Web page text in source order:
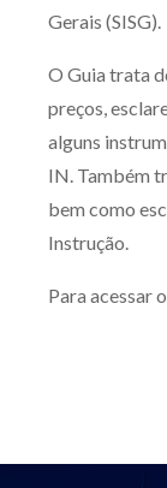
Gerais (SISG).
O Guia trata
preços,
alguns
IN. Também
bem como
Instrução.
Para acessar